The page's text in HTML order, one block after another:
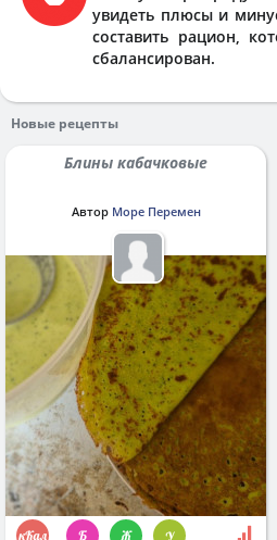
увидеть плюсы и
составить рацион,
сбалансирован.
Новые рецепты
Блины кабачковые
Автор Море Перемен